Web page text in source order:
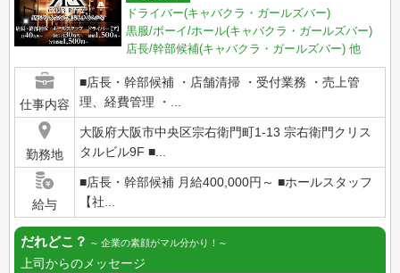
ドライバー(キャバクラ・ガールズバー)
黒服/ボーイ/ホール(キャバクラ・ガールズバー)
店長/幹部候補(キャバクラ・ガールズバー) 他
仕事内容
■店長・幹部候補 ・店舗清掃 ・受付業務 ・売上管
理、経費管理 ・...
勤務地
大阪府大阪市中央区宗右衛門町1-13 宗右衛門クリス
タルビル9F ■...
給与
■店長・幹部候補 月給400,000円～ ■ホールスタッフ
【社...
だれどこ？ 企業の素顔がマル分かり！
上司からのメッセージ